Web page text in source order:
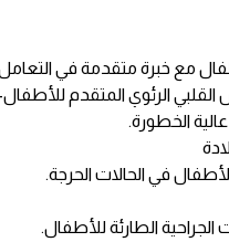
خبرة متقدمة في التعامل
القلبي الرئوي المتقدم
الخطورة.
في الحالات الحرجة.
الجراحية الطارئة للأطفال.